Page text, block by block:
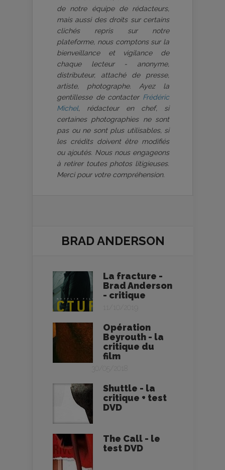
de notre équipe de rédacteurs,
mais aussi des droits sur certains
clichés repris sur notre
plateforme, nous comptons sur la
bienveillance et vigilance de
chaque lecteur - anonyme,
distributeur, attaché de presse,
artiste, photographe. Ayez la
gentillesse de contacter Frédéric
Michel, rédacteur en chef, si
certaines photographies ne sont
pas ou ne sont plus utilisables, si
les crédits doivent être modifiés
ou ajoutés. Nous nous engageons
à retirer toutes photos litigieuses.
Merci pour votre compréhension.
BRAD ANDERSON
La fracture -
Brad Anderson
- critique
11/10/2019
Opération
Beyrouth - la
critique du
film
30/05/2018
Shuttle - la
critique + test
DVD
The Call - le
test DVD